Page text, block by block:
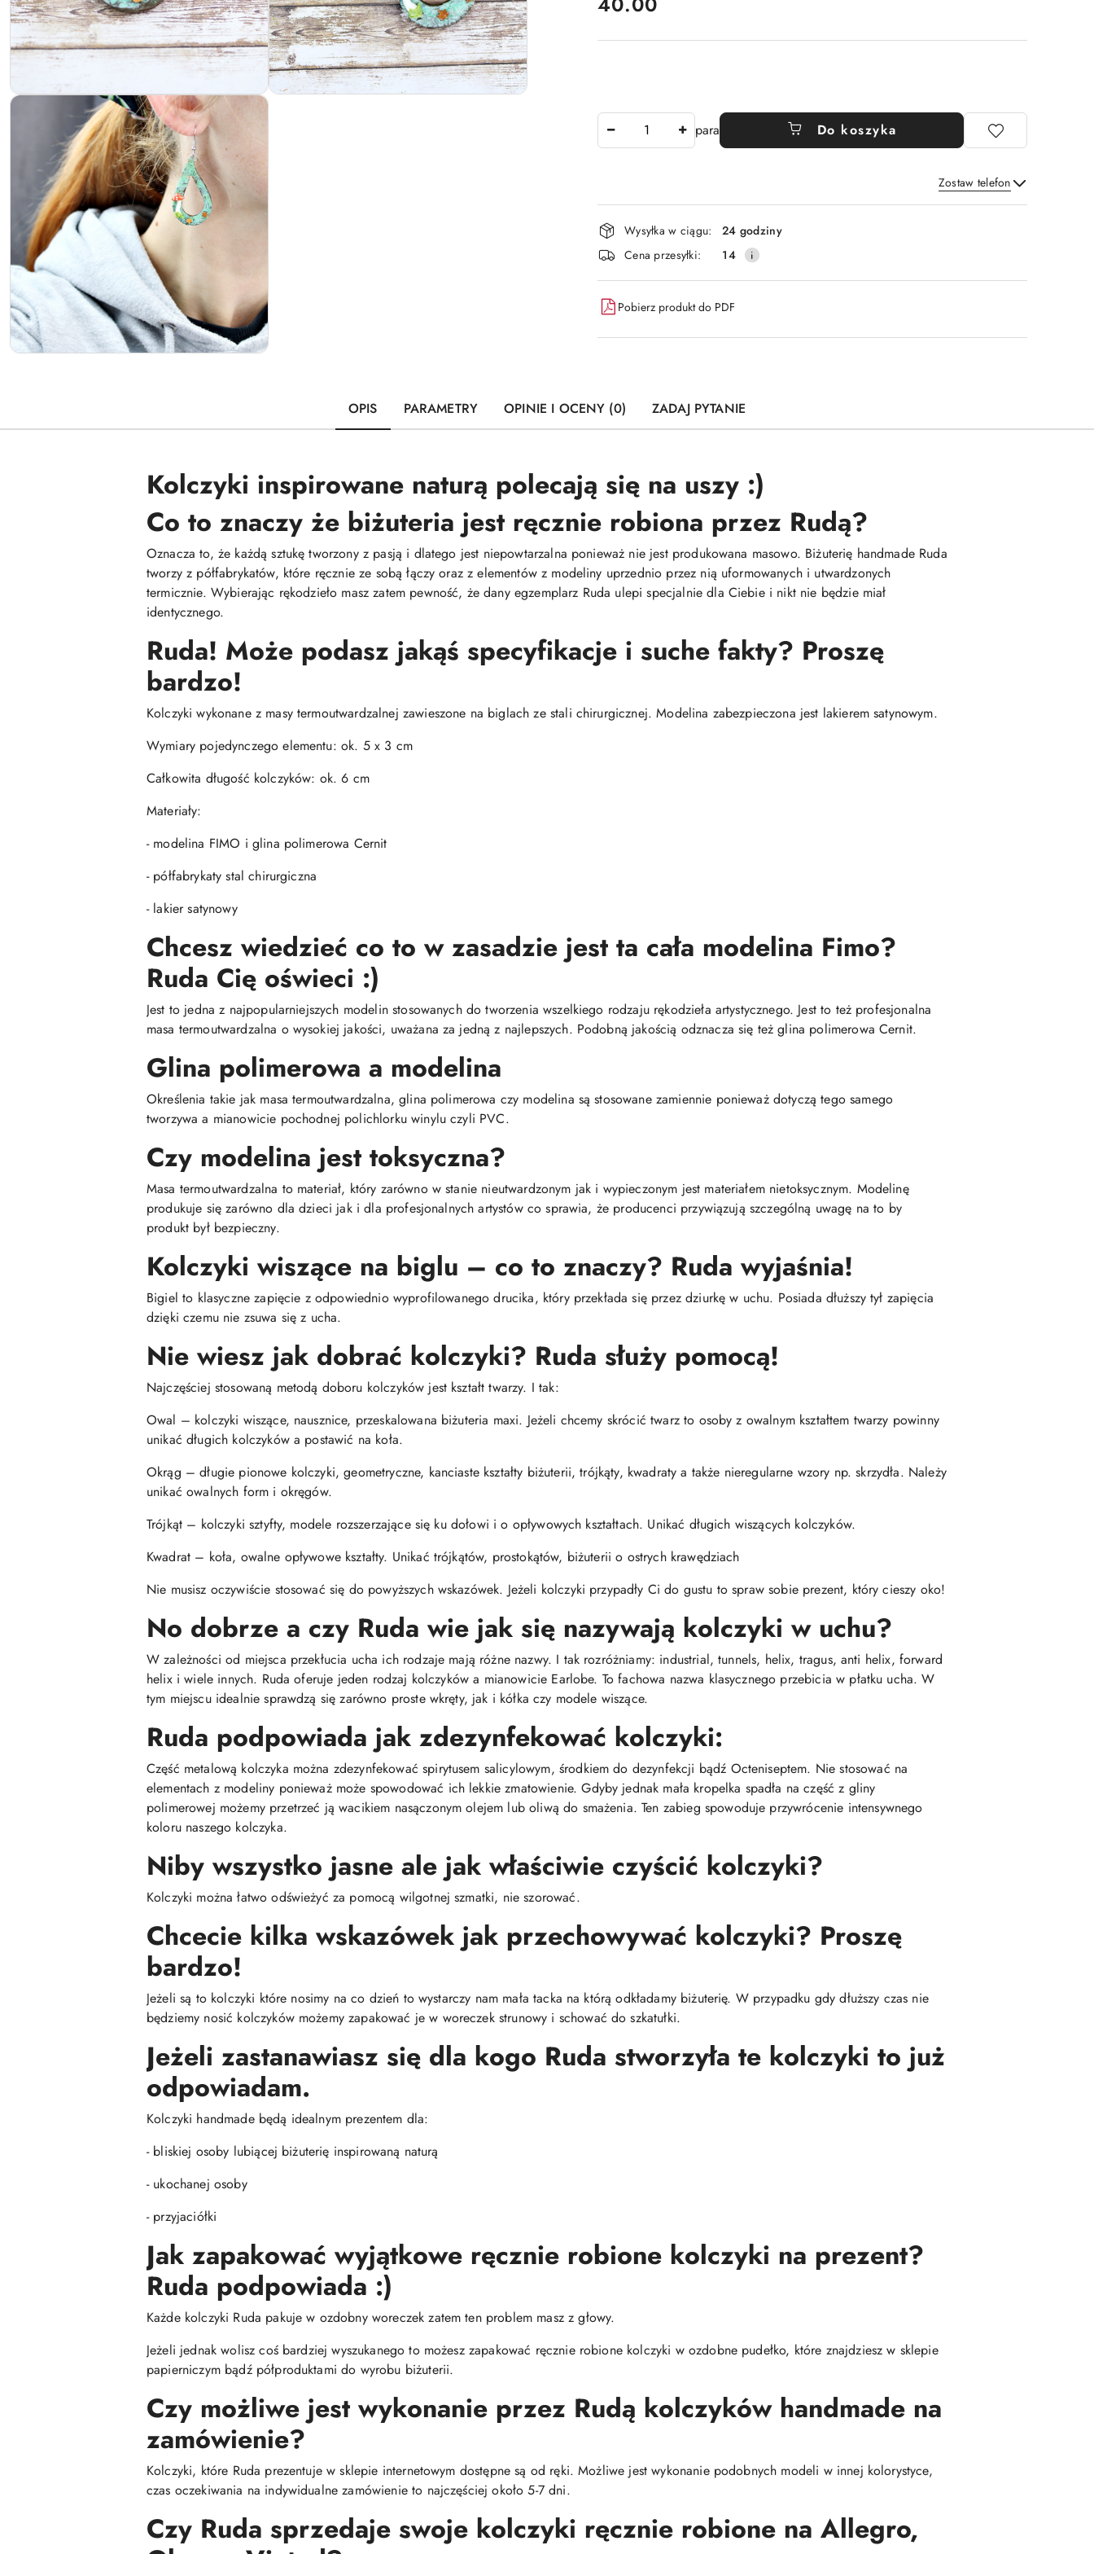
para Do koszyka
Zostaw telefon
Wyślij
Dostępność
i
dostawa
Wysyłka w ciągu:
24 godziny
Cena przesyłki:
14
Pobierz produkt do PDF
OPIS PARAMETRY OPINIE I OCENY (0) ZADAJ PYTANIE
Kolczyki inspirowane naturą polecają się na uszy :)
Co to znaczy że biżuteria jest ręcznie robiona przez Rudą?
Oznacza to, że każdą sztukę tworzony z pasją i dlatego jest niepowtarzalna ponieważ nie jest produkowana masowo. Biżuterię handmade Ruda
tworzy z półfabrykatów, które ręcznie ze sobą łączy oraz z elementów z modeliny uprzednio przez nią uformowanych i utwardzonych
termicznie. Wybierając rękodzieło masz zatem pewność, że dany egzemplarz Ruda ulepi specjalnie dla Ciebie i nikt nie będzie miał
identycznego.
Ruda! Może podasz jakąś specyfikacje i suche fakty? Proszę
bardzo!
Kolczyki wykonane z masy termoutwardzalnej zawieszone na biglach ze stali chirurgicznej. Modelina zabezpieczona jest lakierem satynowym.
Wymiary pojedynczego elementu: ok. 5 x 3 cm
Całkowita długość kolczyków: ok. 6 cm
Materiały:
- modelina FIMO i glina polimerowa Cernit
- półfabrykaty stal chirurgiczna
- lakier satynowy
Chcesz wiedzieć co to w zasadzie jest ta cała modelina Fimo?
Ruda Cię oświeci :)
Jest to jedna z najpopularniejszych modelin stosowanych do tworzenia wszelkiego rodzaju rękodzieła artystycznego. Jest to też profesjonalna
masa termoutwardzalna o wysokiej jakości, uważana za jedną z najlepszych. Podobną jakością odznacza się też glina polimerowa Cernit.
Glina polimerowa a modelina
Określenia takie jak masa termoutwardzalna, glina polimerowa czy modelina są stosowane zamiennie ponieważ dotyczą tego samego
tworzywa a mianowicie pochodnej polichlorku winylu czyli PVC.
Czy modelina jest toksyczna?
Masa termoutwardzalna to materiał, który zarówno w stanie nieutwardzonym jak i wypieczonym jest materiałem nietoksycznym. Modelinę
produkuje się zarówno dla dzieci jak i dla profesjonalnych artystów co sprawia, że producenci przywiązują szczególną uwagę na to by
produkt był bezpieczny.
Kolczyki wiszące na biglu – co to znaczy? Ruda wyjaśnia!
Bigiel to klasyczne zapięcie z odpowiednio wyprofilowanego drucika, który przekłada się przez dziurkę w uchu. Posiada dłuższy tył zapięcia
dzięki czemu nie zsuwa się z ucha.
Nie wiesz jak dobrać kolczyki? Ruda służy pomocą!
Najczęściej stosowaną metodą doboru kolczyków jest kształt twarzy. I tak:
Owal – kolczyki wiszące, nausznice, przeskalowana biżuteria maxi. Jeżeli chcemy skrócić twarz to osoby z owalnym kształtem twarzy powinny
unikać długich kolczyków a postawić na koła.
Okrąg – długie pionowe kolczyki, geometryczne, kanciaste kształty biżuterii, trójkąty, kwadraty a także nieregularne wzory np. skrzydła. Należy
unikać owalnych form i okręgów.
Trójkąt – kolczyki sztyfty, modele rozszerzające się ku dołowi i o opływowych kształtach. Unikać długich wiszących kolczyków.
Kwadrat – koła, owalne opływowe kształty. Unikać trójkątów, prostokątów, biżuterii o ostrych krawędziach
Nie musisz oczywiście stosować się do powyższych wskazówek. Jeżeli kolczyki przypadły Ci do gustu to spraw sobie prezent, który cieszy oko!
No dobrze a czy Ruda wie jak się nazywają kolczyki w uchu?
W zależności od miejsca przekłucia ucha ich rodzaje mają różne nazwy. I tak rozróżniamy: industrial, tunnels, helix, tragus, anti helix, forward
helix i wiele innych. Ruda oferuje jeden rodzaj kolczyków a mianowicie Earlobe. To fachowa nazwa klasycznego przebicia w płatku ucha. W
tym miejscu idealnie sprawdzą się zarówno proste wkręty, jak i kółka czy modele wiszące.
Ruda podpowiada jak zdezynfekować kolczyki:
Część metalową kolczyka można zdezynfekować spirytusem salicylowym, środkiem do dezynfekcji bądź Octeniseptem. Nie stosować na
elementach z modeliny ponieważ może spowodować ich lekkie zmatowienie. Gdyby jednak mała kropelka spadła na część z gliny
polimerowej możemy przetrzeć ją wacikiem nasączonym olejem lub oliwą do smażenia. Ten zabieg spowoduje przywrócenie intensywnego
koloru naszego kolczyka.
Niby wszystko jasne ale jak właściwie czyścić kolczyki?
Kolczyki można łatwo odświeżyć za pomocą wilgotnej szmatki, nie szorować.
Chcecie kilka wskazówek jak przechowywać kolczyki? Proszę
bardzo!
Jeżeli są to kolczyki które nosimy na co dzień to wystarczy nam mała tacka na którą odkładamy biżuterię. W przypadku gdy dłuższy czas nie
będziemy nosić kolczyków możemy zapakować je w woreczek strunowy i schować do szkatułki.
Jeżeli zastanawiasz się dla kogo Ruda stworzyła te kolczyki to już
odpowiadam.
Kolczyki handmade będą idealnym prezentem dla:
- bliskiej osoby lubiącej biżuterię inspirowaną naturą
- ukochanej osoby
- przyjaciółki
Jak zapakować wyjątkowe ręcznie robione kolczyki na prezent?
Ruda podpowiada :)
Każde kolczyki Ruda pakuje w ozdobny woreczek zatem ten problem masz z głowy.
Jeżeli jednak wolisz coś bardziej wyszukanego to możesz zapakować ręcznie robione kolczyki w ozdobne pudełko, które znajdziesz w sklepie
papierniczym bądź półproduktami do wyrobu biżuterii.
Czy możliwe jest wykonanie przez Rudą kolczyków handmade na
zamówienie?
Kolczyki, które Ruda prezentuje w sklepie internetowym dostępne są od ręki. Możliwe jest wykonanie podobnych modeli w innej kolorystyce,
czas oczekiwania na indywidualne zamówienie to najczęściej około 5-7 dni.
Czy Ruda sprzedaje swoje kolczyki ręcznie robione na Allegro,